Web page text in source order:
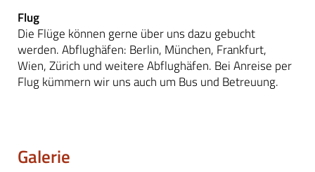
Flug
Die Flüge können gerne über uns dazu gebucht
werden. Abflughäfen: Berlin, München, Frankfurt,
Wien, Zürich und weitere Abflughäfen. Bei Anreise per
Flug kümmern wir uns auch um Bus und Betreuung.
Galerie